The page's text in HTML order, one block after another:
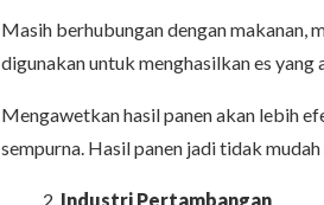
Masih berhubungan dengan makanan,
digunakan untuk menghasilkan es yang
Mengawetkan hasil panen akan lebih
sempurna. Hasil panen jadi tidak
Industri Pertambangan